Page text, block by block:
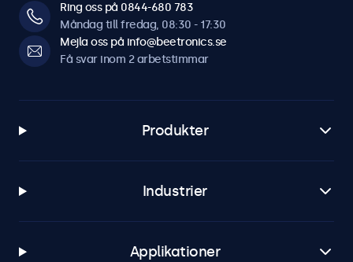
Ring oss på 0844-680 783
Måndag till fredag, 08:30 - 17:30
Mejla oss på info@beetronics.se
Få svar inom 2 arbetstimmar
Produkter
Industrier
Applikationer